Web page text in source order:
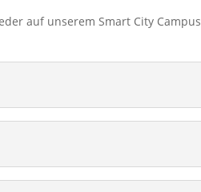
auf unserem Smart City